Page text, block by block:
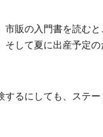
販の入門書を読む
して夏に出産予定
するにしても、ステ